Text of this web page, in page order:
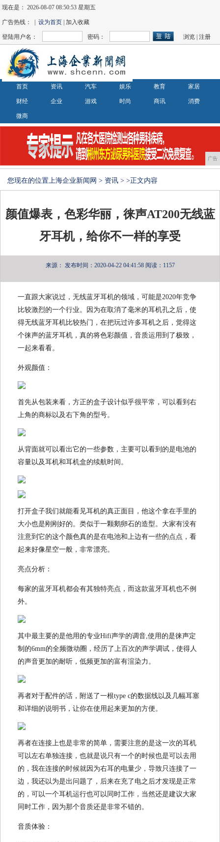
现在是：2026-08-07 08:50:53 星期五
广告热线： |设为首页 | 加入收藏
登陆用户名： 密码： 浏览 |注册
首页 资讯 汽车 娱乐 教育 家居
财经 企业 游戏 时尚 商讯 消费
微商
广告
您现在的位置上海企业新闻网 > 资讯 > >正文内容
颜值爆表，色彩华丽，徕声AT200无线蓝
牙耳机，给你不一样的享受
来源： 发布时间：2020-04-22 04:41:58 阅读：1157
一直跟大家说过，无线蓝牙耳机的领域，可能是2020年竞争
比较激烈的一个行业。因为在取消了毫米的耳机孔之后，使
得无线蓝牙耳机比较热门，在把玩过许多耳机之后，觉得这
个徕声的蓝牙耳机，真的将色彩颜值，音质运用到了极致，
一起来看看。
外观颜值：
首先从包装来看，方正的盒子设计似乎很平常，可以看到右
上角的商标以及右下角的型号。
从背面就可以看出它的一些参数，主要可以看到的是电池的
容量以及耳机和耳机盒的续航时间。
打开盒子我们就能看见耳机的真正面目，他这个拿在手里的
大小也是刚刚好的。类似于一颗鹅卵石的造型。大家有没有
注意到它的这个颜色真的是在电池和上边有一些的点点，看
起来好像星空一般，非常漂亮。
亮点分析：
每家的蓝牙耳机都会有其独特亮点，而这款蓝牙耳机也不例
外。
其中最主要的是他用的专业Hifi声学的调音,使用的是徕声定
制的6mm的全频微动圈，经历了上百次的声学调试，使得人
的声音更加的耐听，低频更加的富有渲染力。
再者对于配件的话，附送了一根type c的数据线以及几幅耳塞
和详细的说明书，让你在使用起来更加的方便。
再者在连接上也是非常的简单，需要注意的是这一次的耳机
可以左右单独连接，也就是说只有一个的时候也是可以去用
的，我在连接的时候就因为右耳的电量少，导致只连接了一
边，我还以为是出问题了，后来在充了电之后才发现是正常
的，可以一个耳机运行也可以同时工作，当然还是建议大家
同时工作，因为那个音质还是非常不错的。
音质体验：